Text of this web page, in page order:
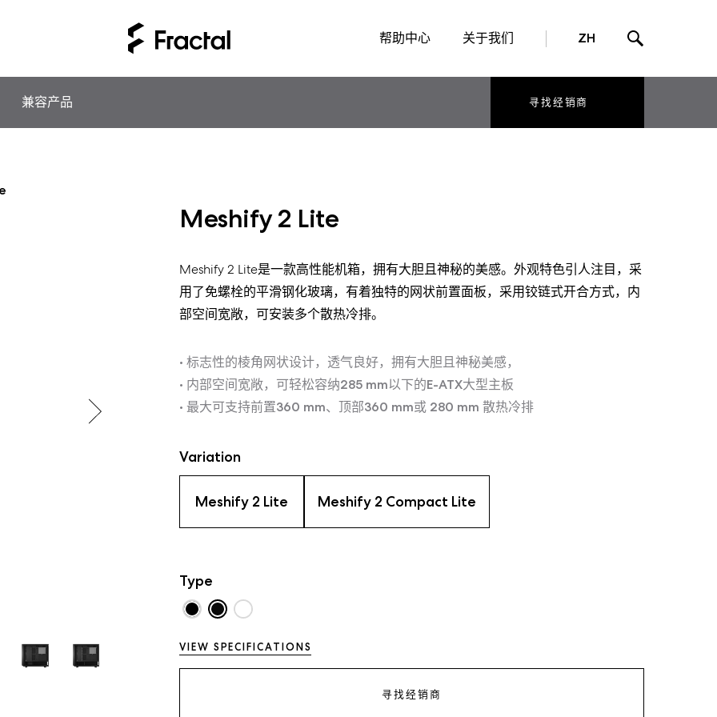
帮助中心 关于我们 ZH
兼容产品 寻找经销商
Meshify 2 Lite
Meshify 2 Lite是一款高性能机箱，拥有大胆且神秘的美感。外观特色引人注目，采
用了免螺栓的平滑钢化玻璃，有着独特的网状前置面板，采用铰链式开合方式，内
部空间宽敞，可安装多个散热冷排。
• 标志性的棱角网状设计，透气良好，拥有大胆且神秘美感，
• 内部空间宽敞，可轻松容纳285 mm以下的E-ATX大型主板
• 最大可支持前置360 mm、顶部360 mm或 280 mm 散热冷排
Variation
Meshify 2 Lite Meshify 2 Compact Lite
Type
VIEW SPECIFICATIONS
寻找经销商